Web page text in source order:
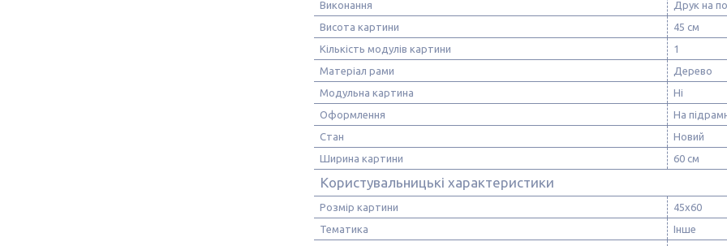
Виконання
Друк на
Висота картини
45 см
Кількість модулів картини
1
Матеріал рами
Дерево
Модульна картина
Ні
Оформлення
На
Стан
Новий
Ширина картини
60 см
Користувальницькі характеристики
Розмір картини
45х60
Тематика
Інше